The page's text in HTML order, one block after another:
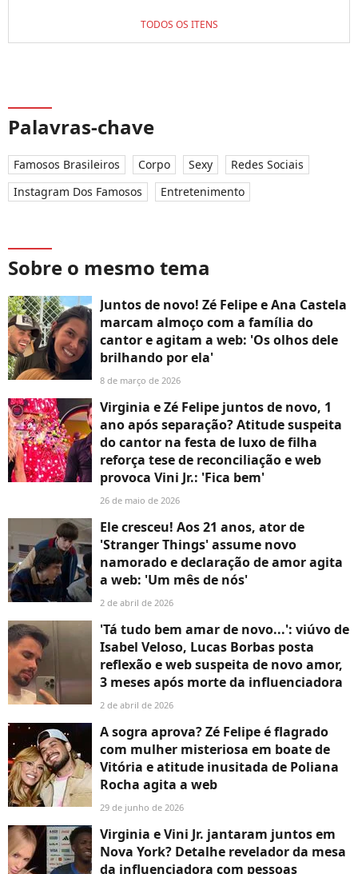
TODOS OS ITENS
Palavras-chave
Famosos Brasileiros Corpo Sexy
Redes Sociais
Instagram Dos Famosos
Entretenimento
Sobre o mesmo tema
Juntos de novo! Zé Felipe e Ana Castela
marcam almoço com a família do
cantor e agitam a web: 'Os olhos dele
brilhando por ela'
8 de março de 2026
Virginia e Zé Felipe juntos de novo, 1
ano após separação? Atitude suspeita
do cantor na festa de luxo de filha
reforça tese de reconciliação e web
provoca Vini Jr.: 'Fica bem'
26 de maio de 2026
Ele cresceu! Aos 21 anos, ator de
'Stranger Things' assume novo
namorado e declaração de amor agita
a web: 'Um mês de nós'
2 de abril de 2026
'Tá tudo bem amar de novo...': viúvo de
Isabel Veloso, Lucas Borbas posta
reflexão e web suspeita de novo amor,
3 meses após morte da influenciadora
2 de abril de 2026
A sogra aprova? Zé Felipe é flagrado
com mulher misteriosa em boate de
Vitória e atitude inusitada de Poliana
Rocha agita a web
29 de junho de 2026
Virginia e Vini Jr. jantaram juntos em
Nova York? Detalhe revelador da mesa
da influenciadora com pessoas